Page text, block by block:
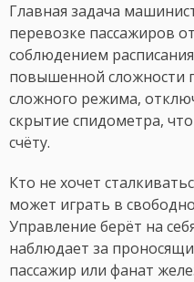
Главная задача
перевозке пассажиров
соблюдением
повышенной сложности
сложного режима,
скрытие спидометра,
счёту.
Кто не хочет
может играть в
Управление берёт на
наблюдает за
пассажир или фанат